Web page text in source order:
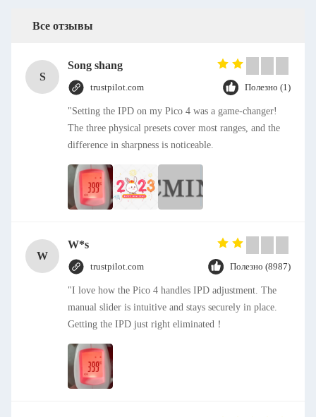
Все отзывы
S
Song shang
trustpilot.com Полезно (1)
"Setting the IPD on my Pico 4 was a game-changer!
The three physical presets cover most ranges, and the
difference in sharpness is noticeable.
W
W*s
trustpilot.com Полезно (8987)
"I love how the Pico 4 handles IPD adjustment. The
manual slider is intuitive and stays securely in place.
Getting the IPD just right eliminated！